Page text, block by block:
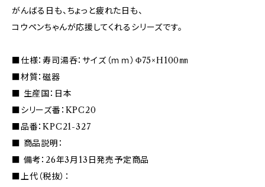
がんばる日も、ちょっと疲れた日も、
コウペンちゃんが応援してくれるシリーズです。
■仕様：寿司湯呑：サイズ（ｍｍ）Φ75×H100㎜
■材質：磁器
■ 生産国：日本
■シリーズ番：KPC20
■品番：KPC21-327
■ 商品説明：
■ 備考：26年3月13日発売予定商品
■上代（税抜）：